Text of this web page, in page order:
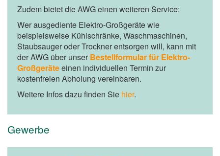
Zudem bietet die AWG einen weiteren Service:
Wer ausgediente Elektro-Großgeräte wie
beispielsweise Kühlschränke, Waschmaschinen,
Staubsauger oder Trockner entsorgen will, kann mit
der AWG über unser Bestellformular für Elektro-
Großgeräteeinen individuellen Termin zur
kostenfreien Abholung vereinbaren.
Weitere Infos dazu finden Sie hier.
Gewerbe